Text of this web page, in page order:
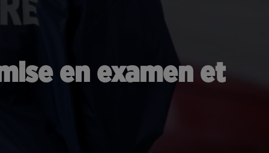
en examen et